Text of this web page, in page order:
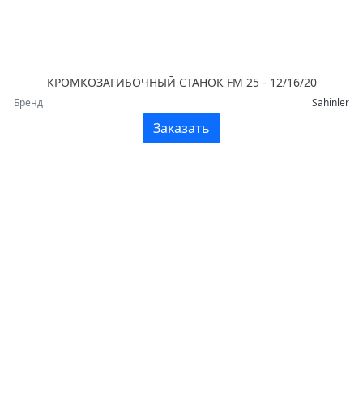
КРОМКОЗАГИБОЧНЫЙ СТАНОК FM 25 - 12/16/20
Бренд Sahinler
Заказать